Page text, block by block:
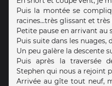
Puis la montée se
racines...très glissant et très
Petite pause en arrivant au
Puis suite dans les nuages,
Un peu galère la descente
Puis après la traversée
Stephen qui nous a rejoint
Arrivée au gîte tout neuf,